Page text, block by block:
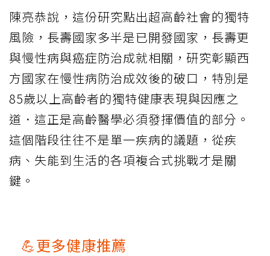
陳亮恭說，這份研究點出超高齡社會的獨特
風險，長壽國家多半是已開發國家，長壽更
與慢性病與癌症防治成就相關，研究彰顯西
方國家在慢性病防治成效後的破口，特別是
85歲以上高齡者的獨特健康表現與因應之
道．這正是高齡醫學必須發揮價值的部分。
這個階段往往不是單一疾病的議題，從疾
病、失能到生活的各項複合式挑戰才是關
鍵。
💪更多健康推薦